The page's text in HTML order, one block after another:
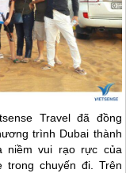
Travel đã đồng
trình Dubai thành
niềm vui rạo rực của
trong chuyến đi. Trên